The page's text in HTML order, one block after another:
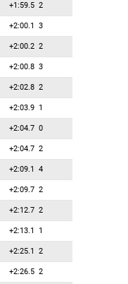
+1:59.5 2
+2:00.1 3
+2:00.2 2
+2:00.8 3
+2:02.8 2
+2:03.9 1
+2:04.7 0
+2:04.7 2
+2:09.1 4
+2:09.7 2
+2:12.7 2
+2:13.1 1
+2:25.1 2
+2:26.5 2